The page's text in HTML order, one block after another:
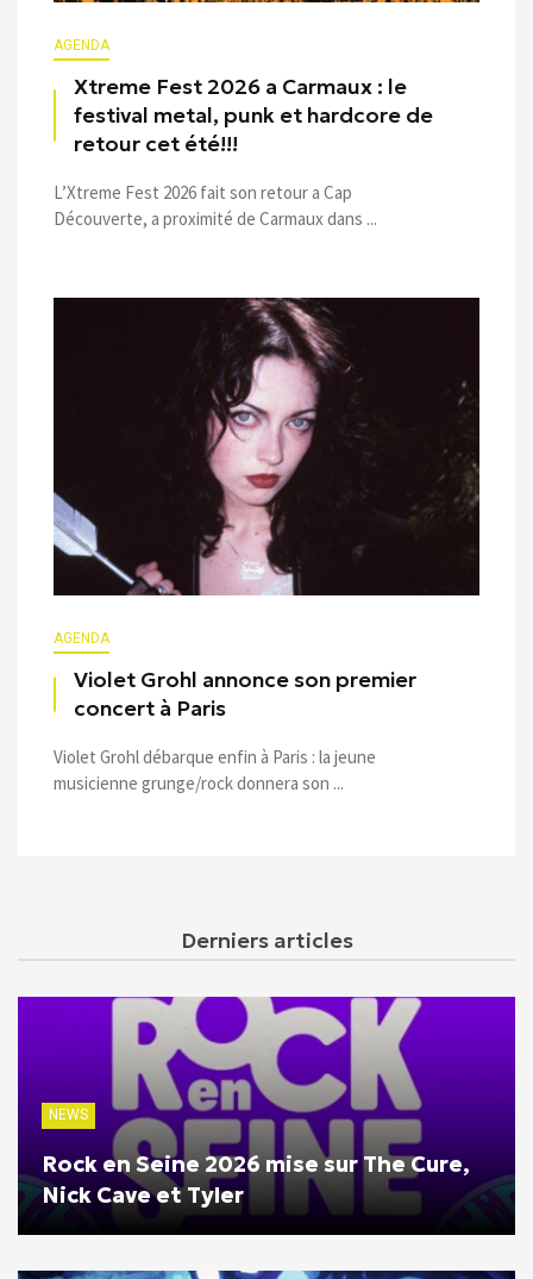
AGENDA
Xtreme Fest 2026 a Carmaux : le
festival metal, punk et hardcore de
retour cet été!!!
L’Xtreme Fest 2026 fait son retour a Cap
Découverte, a proximité de Carmaux dans ...
AGENDA
Violet Grohl annonce son premier
concert à Paris
Violet Grohl débarque enfin à Paris : la jeune
musicienne grunge/rock donnera son ...
Derniers articles
NEWS
Rock en Seine 2026 mise sur The Cure,
Nick Cave et Tyler